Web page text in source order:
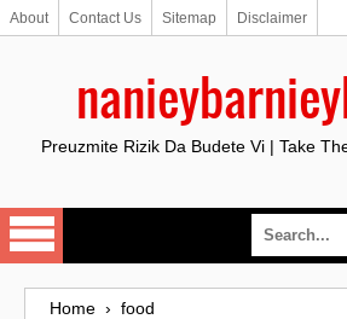
About Contact Us Sitemap Disclaimer
Preuzmite Rizik Da Budete Vi | Take
Home › food